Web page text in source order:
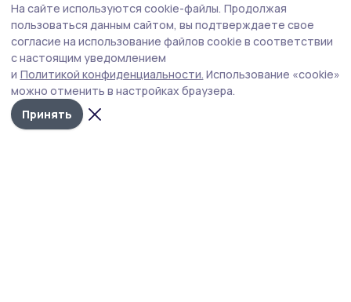
«Обитель» исцеляет: вдова бойца СВО из
Знаменки рассказала о паломническом
центре
Члены семей погибших участников специальной
военной операции при поддержке фонда «Защитники
Отечества» стали участниками реабилитационной
смены в Свято-Успенском Псково-Печёрском
На сайте используются cookie-файлы. Продолжая
пользоваться данным сайтом, вы подтверждаете свое
согласие на использование файлов cookie в соответствии
с настоящим уведомлением
и Политикой конфиденциальности. Использование «cookie»
можно отменить в настройках браузера.
Принять